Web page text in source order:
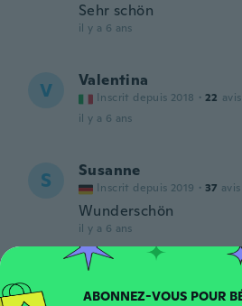
Sehr schön
il y a 6 ans
V Valentina
Inscrit depuis 2018 · 22 avis
il y a 6 ans
S Susanne
Inscrit depuis 2019 · 37 avis
Wunderschön
il y a 6 ans
D Inscrit depuis 2020 · 10 avis